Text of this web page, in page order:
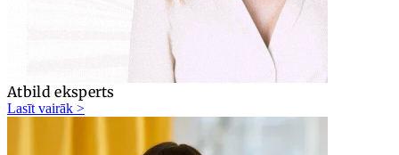
Atbild eksperts
Lasīt vairāk >